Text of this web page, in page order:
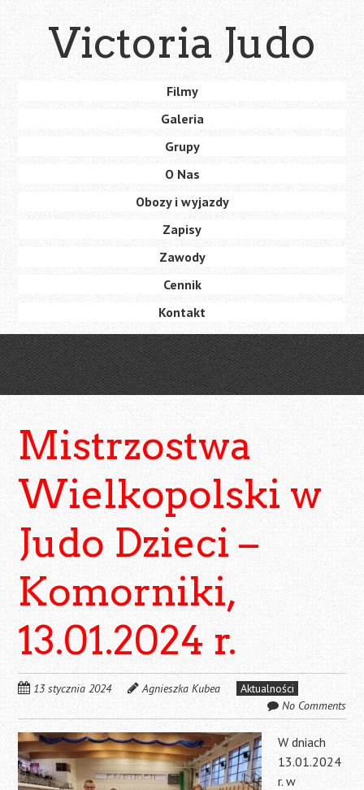
content
Victoria Judo
content
Filmy
Galeria
Grupy
O Nas
Obozy i wyjazdy
Zapisy
Zawody
Cennik
Kontakt
Mistrzostwa
Wielkopolski w
Judo Dzieci –
Komorniki,
13.01.2024 r.
13 stycznia 2024 Agnieszka Kubea
Aktualności
No Comments
W dniach
13.01.2024
r. w